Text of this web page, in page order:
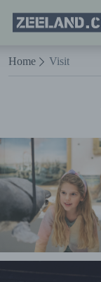
Naar hoofdinhoud
Homepage
Zeeland.com
Home Visit